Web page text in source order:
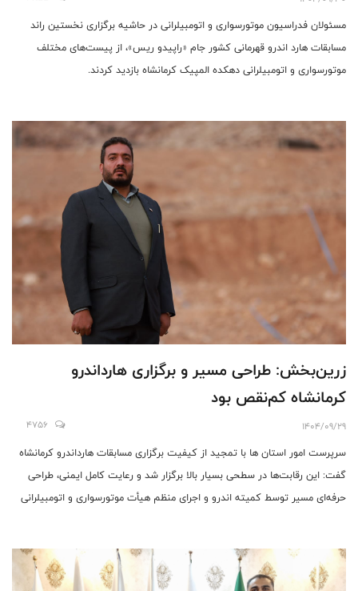
مسئولان فدراسیون موتورسواری و اتومبیلرانی در حاشیه برگزاری نخستین راند
مسابقات هارد اندرو قهرمانی کشور جام «راپیدو ریس»، از پیست‌های مختلف
موتورسواری و اتومبیلرانی دهکده المپیک کرمانشاه بازدید کردند.
زرین‌بخش: طراحی مسیر و برگزاری هارداندرو
کرمانشاه کم‌نقص بود
1404/09/29
4756
سرپرست امور استان ها با تمجید از کیفیت برگزاری مسابقات هارداندرو کرمانشاه
گفت: این رقابت‌ها در سطحی بسیار بالا برگزار شد و رعایت کامل ایمنی، طراحی
حرفه‌ای مسیر توسط کمیته اندرو و اجرای منظم هیأت موتورسواری و اتومبیلرانی